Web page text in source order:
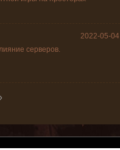
2022-05-04
серверов.